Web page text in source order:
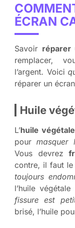
ÉCRAN
Savoir réparer
remplacer,
l’argent. Voici
réparer un
Huile
L’huile végétale
pourmasquer
Vous devrez
contre, il faut
toujours
l’huile
fissure est
brisé, l’huile